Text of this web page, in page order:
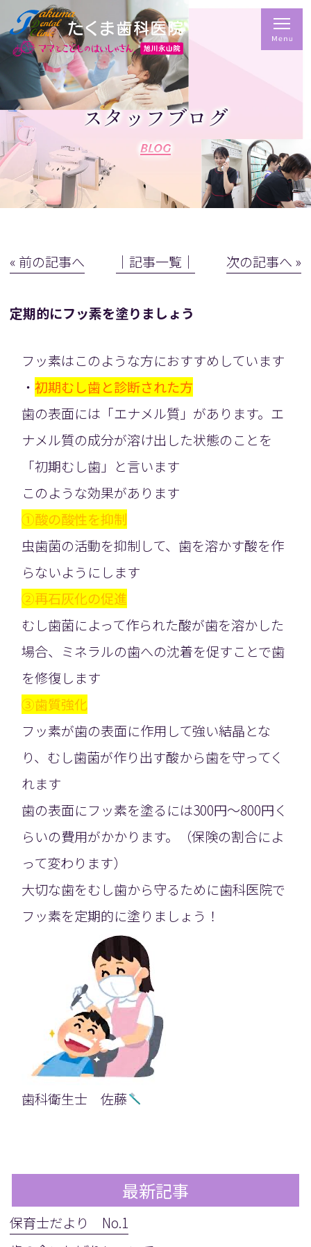
スタッフブログ
BLOG
« 前の記事へ │記事一覧│ 次の記事へ »
定期的にフッ素を塗りましょう
フッ素はこのような方におすすめしています
・初期むし歯と診断された方
歯の表面には「エナメル質」があります。エ
ナメル質の成分が溶け出した状態のことを
「初期むし歯」と言います
このような効果があります
①酸の酸性を抑制
虫歯菌の活動を抑制して、歯を溶かす酸を作
らないようにします
②再石灰化の促進
むし歯菌によって作られた酸が歯を溶かした
場合、ミネラルの歯への沈着を促すことで歯
を修復します
③歯質強化
フッ素が歯の表面に作用して強い結晶とな
り、むし歯菌が作り出す酸から歯を守ってく
れます
歯の表面にフッ素を塗るには300円〜800円く
らいの費用がかかります。（保険の割合によ
って変わります）
大切な歯をむし歯から守るために歯科医院で
フッ素を定期的に塗りましょう！
歯科衛生士 佐藤
最新記事
保育士だより No.1